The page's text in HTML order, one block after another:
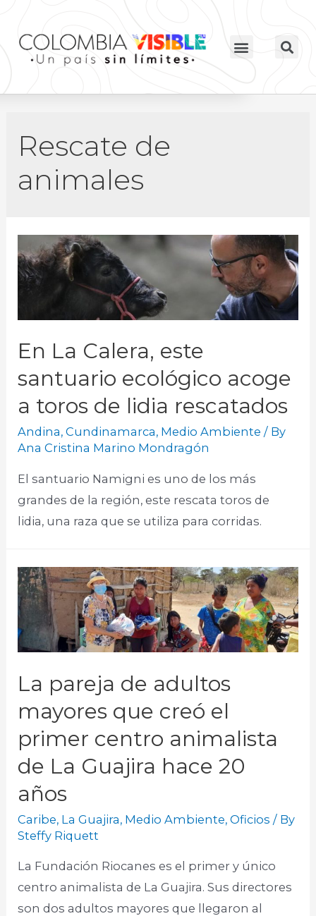
Rescate de
animales
En La Calera, este
santuario ecológico acoge
a toros de lidia rescatados
Andina,Cundinamarca, Medio Ambiente / By
Ana Cristina Marino Mondragón
El santuario Namigni es uno de los más
grandes de la región, este rescata toros de
lidia, una raza que se utiliza para corridas.​
La pareja de adultos
mayores que creó el
primer centro animalista
de La Guajira hace 20
años
Caribe, La Guajira, Medio Ambiente,Oficios / By
Steffy Riquett
La Fundación Riocanes es el primer y único
centro animalista de La Guajira. Sus directores
son dos adultos mayores que llegaron al